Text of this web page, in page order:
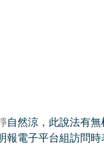
自然涼，此說法有
報電子平台組訪問